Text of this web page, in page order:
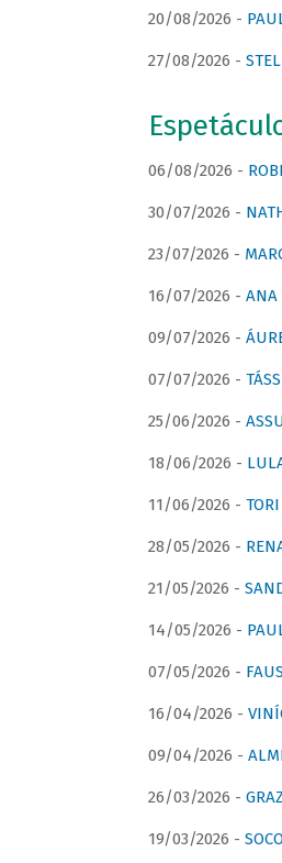
20/08/2026 -
27/08/2026 -
06/08/2026 -
30/07/2026 -
23/07/2026 -
16/07/2026 - ANA
09/07/2026 -
07/07/2026 -
25/06/2026 -
18/06/2026 -
11/06/2026 -
28/05/2026 -
21/05/2026 -
14/05/2026 -
07/05/2026 -
16/04/2026 -
09/04/2026 -
26/03/2026 -
19/03/2026 -